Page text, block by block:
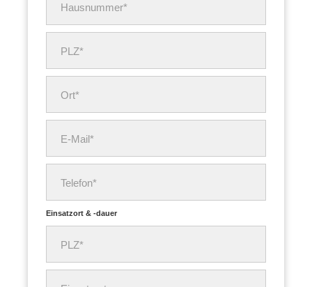
Hausnummer*
PLZ*
Ort*
E-Mail*
Telefon*
Einsatzort & -dauer
PLZ*